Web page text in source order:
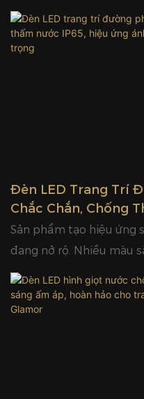
để đáp ứng nhu cầu
động tuyệt vời cho
Halloween và các lễ hội
Đèn LED Trang Trí
Chắc Chắn, Chống
Ứng Ánh Sáng Sao
Sản phẩm tạo hiệu ứng
đang nở rộ. Nhiều màu
tượng tuyệt đẹp. Chống
chắc chắn, thích hợp
sân vườn.